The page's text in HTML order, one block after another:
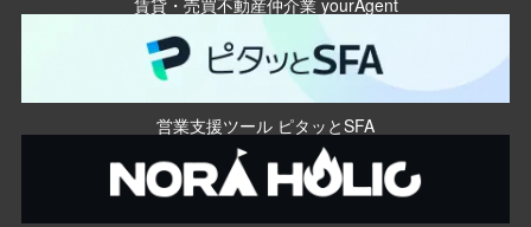
営業支援ツール ピタッとSFA